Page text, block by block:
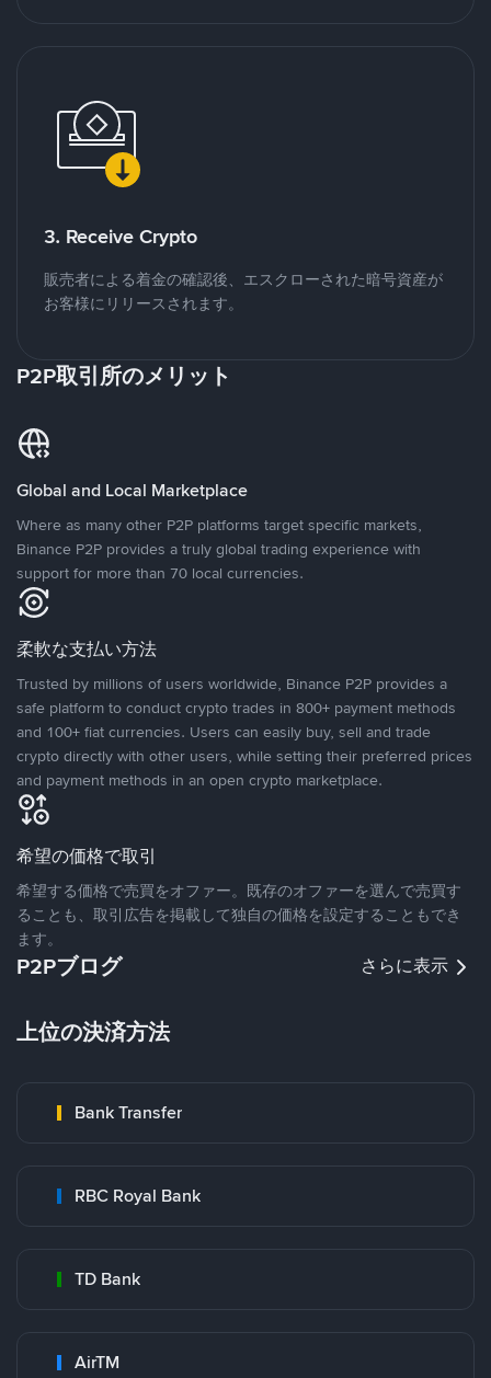
3. Receive Crypto
販売者による着金の確認後、エスクローされた暗号資産が
お客様にリリースされます。
P2P取引所のメリット
Global and Local Marketplace
Where as many other P2P platforms target specific markets,
Binance P2P provides a truly global trading experience with
support for more than 70 local currencies.
柔軟な支払い方法
Trusted by millions of users worldwide, Binance P2P provides a
safe platform to conduct crypto trades in 800+ payment methods
and 100+ fiat currencies. Users can easily buy, sell and trade
crypto directly with other users, while setting their preferred prices
and payment methods in an open crypto marketplace.
希望の価格で取引
希望する価格で売買をオファー。既存のオファーを選んで売買す
ることも、取引広告を掲載して独自の価格を設定することもでき
ます。
P2Pブログ さらに表示
上位の決済方法
Bank Transfer
RBC Royal Bank
TD Bank
AirTM